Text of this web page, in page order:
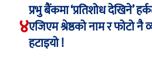
४
प्रभु बैंकमा ‘प्रतिशोध देखिने’
एजिएम श्रेष्ठको नाम र फोटो नै
हटाइयो !